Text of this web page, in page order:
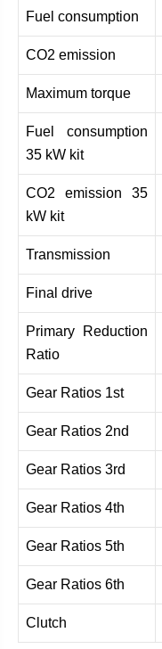
Fuel consumption
CO2 emission
Maximum torque
Fuel consumption
35 kW kit
CO2 emission 35
kW kit
Transmission
Final drive
Primary Reduction
Ratio
Gear Ratios 1st
Gear Ratios 2nd
Gear Ratios 3rd
Gear Ratios 4th
Gear Ratios 5th
Gear Ratios 6th
Clutch